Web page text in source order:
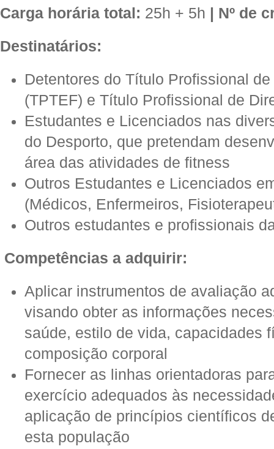
Carga horária total: 25h + 5h
Nº de
Destinatários:
Detentores do Título Profissional
(TPTEF) e Título Profissional de
Estudantes e Licenciados nas
do Desporto, que pretendam
área das atividades de fitness
Outros Estudantes e Licenciados
(Médicos, Enfermeiros,
Outros estudantes e profissionais
Competências a adquirir:
Aplicar instrumentos de avaliação
visando obter as informações
saúde, estilo de vida, capacidades
composição corporal
Fornecer as linhas orientadoras
exercício adequados às
aplicação de princípios científicos
esta população